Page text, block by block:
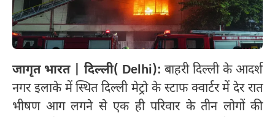
जागृत भारत | दिल्ली( Delhi): बाहरी दिल्ली के आदर्श
नगर इलाके में स्थित दिल्ली मेट्रो के स्टाफ क्वार्टर में देर रात
भीषण आग लगने से एक ही परिवार के तीन लोगों की